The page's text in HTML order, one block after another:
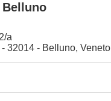
Belluno
a
32014 - Belluno, Veneto